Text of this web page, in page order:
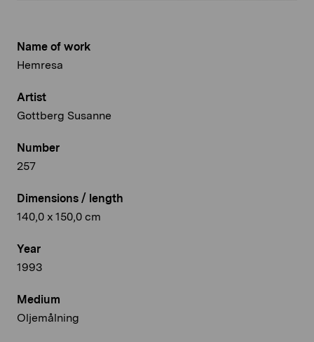
Name of work
Hemresa
Artist
Gottberg Susanne
Number
257
Dimensions / length
140,0 x 150,0 cm
Year
1993
Medium
Oljemålning